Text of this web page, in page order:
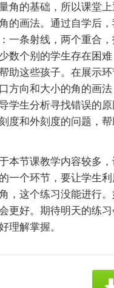
角的基础，所以课堂
的画法。通过自学后
一条射线，两个重合
数个别的学生存在困
助这些孩子。在展示
方向和大小的角的画
学生分析寻找错误的
度和外刻度的问题，
本节课教学内容较多
一个环节，要让学生
，这个练习没能进行
更好。期待明天的练
理解掌握。